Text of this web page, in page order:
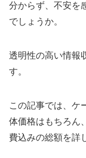
分からず、不安を
でしょうか。
透明性の高い情報
す。
この記事では、ケ
体価格はもちろん
費込みの総額を詳